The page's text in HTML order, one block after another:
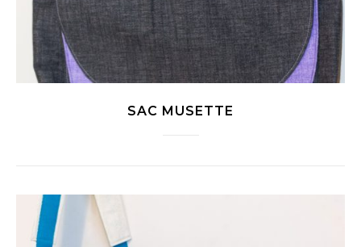
SAC MUSETTE